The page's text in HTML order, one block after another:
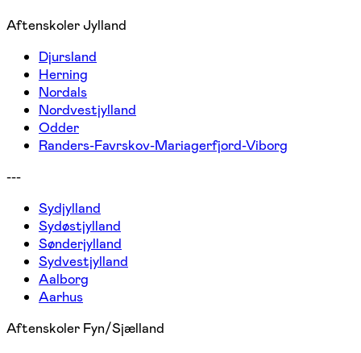
Aftenskoler Jylland
Djursland
Herning
Nordals
Nordvestjylland
Odder
Randers-Favrskov-Mariagerfjord-Viborg
---
Sydjylland
Sydøstjylland
Sønderjylland
Sydvestjylland
Aalborg
Aarhus
Aftenskoler Fyn/Sjælland